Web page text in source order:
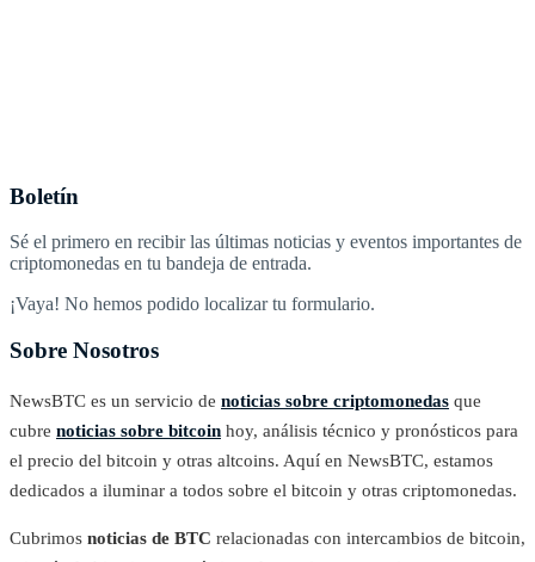
Boletín
Sé el primero en recibir las últimas noticias y eventos importantes de
criptomonedas en tu bandeja de entrada.
¡Vaya! No hemos podido localizar tu formulario.
Sobre Nosotros
NewsBTC es un servicio de noticias sobre criptomonedas que
cubre noticias sobre bitcoin hoy, análisis técnico y pronósticos para
el precio del bitcoin y otras altcoins. Aquí en NewsBTC, estamos
dedicados a iluminar a todos sobre el bitcoin y otras criptomonedas.
Cubrimos noticias de BTC relacionadas con intercambios de bitcoin,